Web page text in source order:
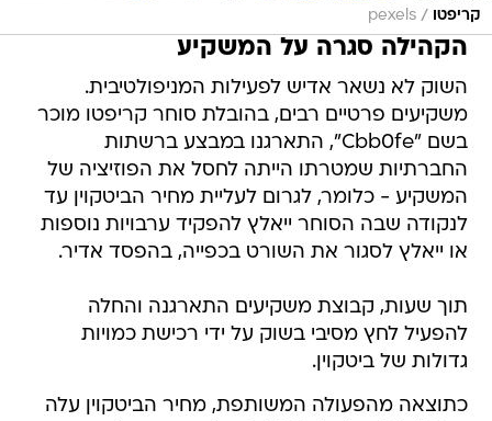
קריפטו /
pexels
הקהילה סגרה על המשקיע
השוק לא נשאר אדיש לפעילות המניפולטיבית.
משקיעים פרטיים רבים, בהובלת סוחר קריפטו מוכר
בשם "Cbb0fe", התארגנו במבצע ברשתות
החברתיות שמטרתו הייתה לחסל את הפוזיציה של
המשקיע - כלומר, לגרום לעליית מחיר הביטקוין עד
לנקודה שבה הסוחר ייאלץ להפקיד ערבויות נוספות
או ייאלץ לסגור את השורט בכפייה, בהפסד אדיר.
תוך שעות, קבוצת משקיעים התארגנה והחלה
להפעיל לחץ מסיבי בשוק על ידי רכישת כמויות
גדולות של ביטקוין.
כתוצאה מהפעולה המשותפת, מחיר הביטקוין עלה